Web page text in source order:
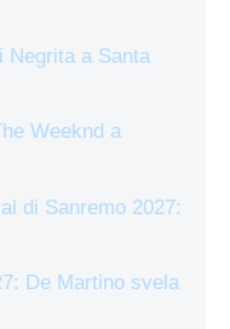
Negrita a Santa
Weeknd a
di Sanremo 2027:
De Martino svela